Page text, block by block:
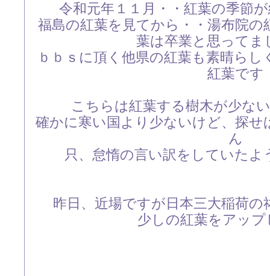
令和元年１１月・・紅葉の季節
福島の紅葉を見てから・・湯布院
葉は卒業と思ってま
ｂｂｓに頂く他県の紅葉も素晴ら
紅葉です
こちらは紅葉する樹木が少な
確かに寒い国より少ないけど、探
ん
只、怠惰の言い訳をしていた
昨日、近場ですが日本三大稲荷
少しの紅葉をアッ